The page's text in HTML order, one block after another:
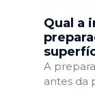
Qual a
A
antes da